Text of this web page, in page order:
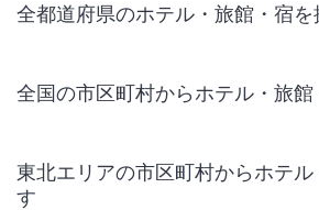
全都道府県のホテル・旅館・宿を
全国の市区町村からホテル・旅館
東北エリアの市区町村からホテ
す